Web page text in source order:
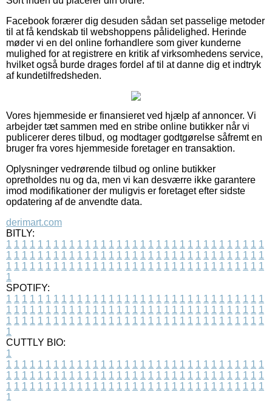
Facebook forærer dig desuden sådan set passelige metoder
til at få kendskab til webshoppens pålidelighed. Herinde
møder vi en del online forhandlere som giver kunderne
mulighed for at registrere en kritik af virksomhedens service,
hvilket også burde drages fordel af til at danne dig et indtryk
af kundetilfredsheden.
Vores hjemmeside er finansieret ved hjælp af annoncer. Vi
arbejder tæt sammen med en stribe online butikker når vi
publicerer deres tilbud, og modtager godtgørelse såfremt en
bruger fra vores hjemmeside foretager en transaktion.
Oplysninger vedrørende tilbud og online butikker
opretholdes nu og da, men vi kan desværre ikke garantere
imod modifikationer der muligvis er foretaget efter sidste
opdatering af de anvendte data.
derimart.com
BITLY:
1 1 1 1 1 1 1 1 1 1 1 1 1 1 1 1 1 1 1 1 1 1 1 1 1 1 1 1 1 1 1 1 1
1 1 1 1 1 1 1 1 1 1 1 1 1 1 1 1 1 1 1 1 1 1 1 1 1 1 1 1 1 1 1 1 1
1 1 1 1 1 1 1 1 1 1 1 1 1 1 1 1 1 1 1 1 1 1 1 1 1 1 1 1 1 1 1 1 1
1
SPOTIFY:
1 1 1 1 1 1 1 1 1 1 1 1 1 1 1 1 1 1 1 1 1 1 1 1 1 1 1 1 1 1 1 1 1
1 1 1 1 1 1 1 1 1 1 1 1 1 1 1 1 1 1 1 1 1 1 1 1 1 1 1 1 1 1 1 1 1
1 1 1 1 1 1 1 1 1 1 1 1 1 1 1 1 1 1 1 1 1 1 1 1 1 1 1 1 1 1 1 1 1
1
CUTTLY BIO:
1
1 1 1 1 1 1 1 1 1 1 1 1 1 1 1 1 1 1 1 1 1 1 1 1 1 1 1 1 1 1 1 1 1
1 1 1 1 1 1 1 1 1 1 1 1 1 1 1 1 1 1 1 1 1 1 1 1 1 1 1 1 1 1 1 1 1
1 1 1 1 1 1 1 1 1 1 1 1 1 1 1 1 1 1 1 1 1 1 1 1 1 1 1 1 1 1 1 1 1
1